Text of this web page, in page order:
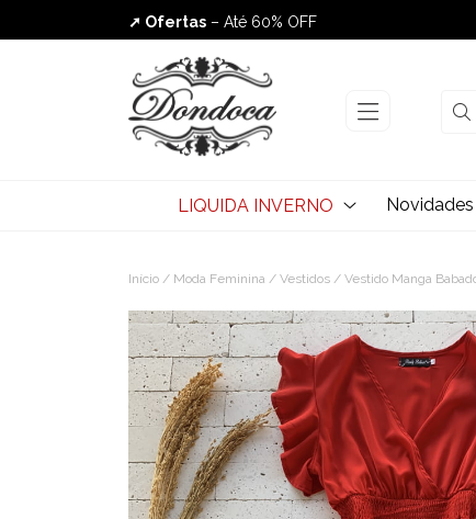
➚ Ofertas – Até 60% OFF
Envio Rápido
LIQUIDA INVERNO Novidades
Início / Moda Feminina / Vestidos / Vestido Manga